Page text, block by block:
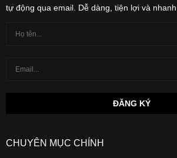
tự động qua email. Dễ dàng, tiện lợi và
CHUYÊN MỤC CHÍNH